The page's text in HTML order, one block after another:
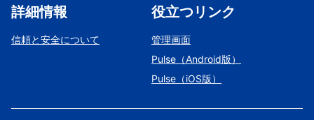
詳細情報
信頼と安全について
役立つリンク
管理画面
Pulse（Android版）
Pulse（iOS版）